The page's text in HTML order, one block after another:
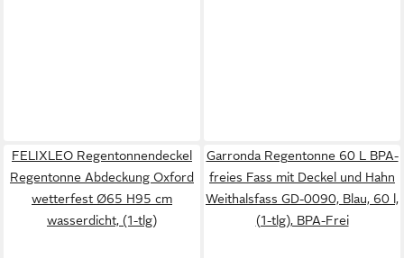
FELIXLEO Regentonnendeckel
Regentonne Abdeckung Oxford
wetterfest Ø65 H95 cm
wasserdicht, (1-tlg)
Garronda Regentonne 60 L BPA-
freies Fass mit Deckel und Hahn
Weithalsfass GD-0090, Blau, 60 l,
(1-tlg), BPA-Frei